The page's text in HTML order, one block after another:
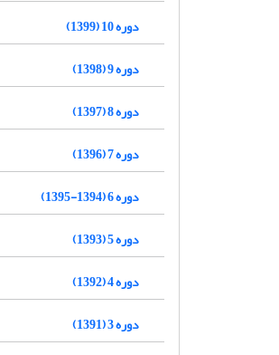
دوره 10 (1399)
دوره 9 (1398)
دوره 8 (1397)
دوره 7 (1396)
دوره 6 (1394-1395)
دوره 5 (1393)
دوره 4 (1392)
دوره 3 (1391)